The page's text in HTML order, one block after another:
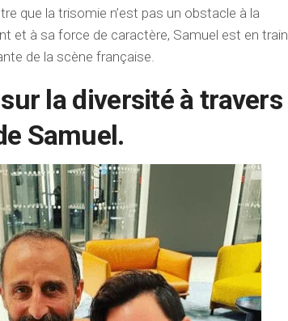
que la trisomie n’est pas un obstacle à la
et à sa force de caractère, Samuel est en train
de la scène française.
la diversité à travers
Samuel.